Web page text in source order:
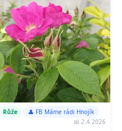
Růže
👤 FB Máme rádi Hnojík
📅 2.4.2026